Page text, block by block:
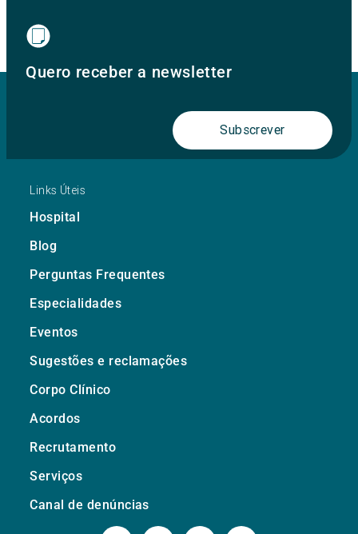
Quero receber a newsletter
Subscrever
Links Úteis
Hospital
Blog
Perguntas Frequentes
Especialidades
Eventos
Sugestões e reclamações
Corpo Clínico
Acordos
Recrutamento
Serviços
Canal de denúncias